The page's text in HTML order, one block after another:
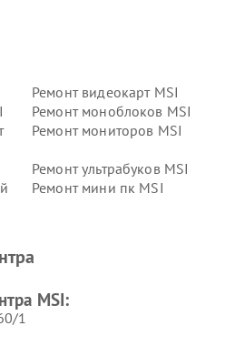
Ремонт видеокарт MSI
Ремонт моноблоков MSI
Ремонт мониторов MSI
Ремонт ультрабуков MSI
Ремонт мини пк MSI
MSI:
1